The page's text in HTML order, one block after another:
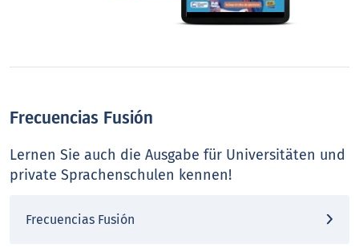
Frecuencias Fusión
Lernen Sie auch die Ausgabe für Universitäten und
private Sprachenschulen kennen!
Frecuencias Fusión